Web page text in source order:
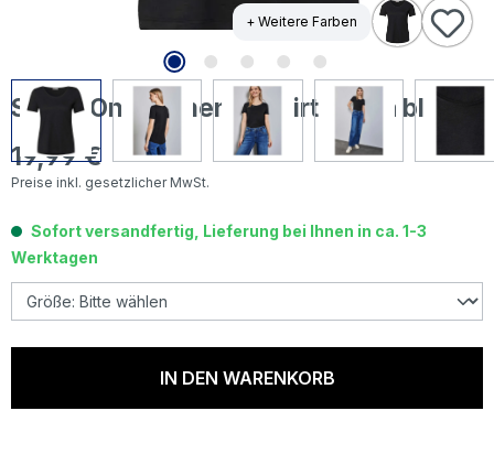
+ Weitere Farben
Street One Damen T-Shirt Gerda black
Regulärer Preis:
19,99 €
Preise inkl. gesetzlicher MwSt.
Sofort versandfertig, Lieferung bei Ihnen in ca. 1-3
Werktagen
IN DEN WARENKORB